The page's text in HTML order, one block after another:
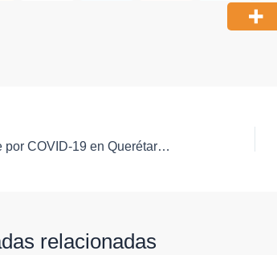
Muere hombre por COVID-19 en Querétaro; reportan casos acumulados y exhortan a la prevención
relacionadas